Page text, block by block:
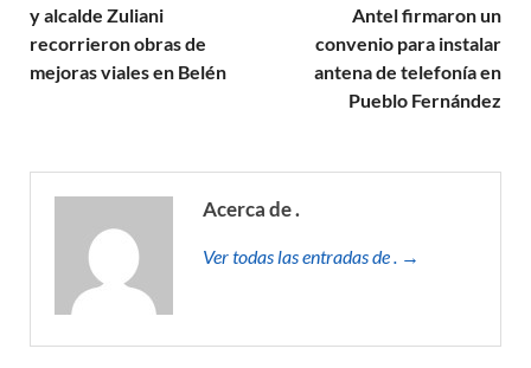
y alcalde Zuliani
recorrieron obras de
mejoras viales en Belén
Antel firmaron un
convenio para instalar
antena de telefonía en
Pueblo Fernández
Acerca de .
Ver todas las entradas de . →